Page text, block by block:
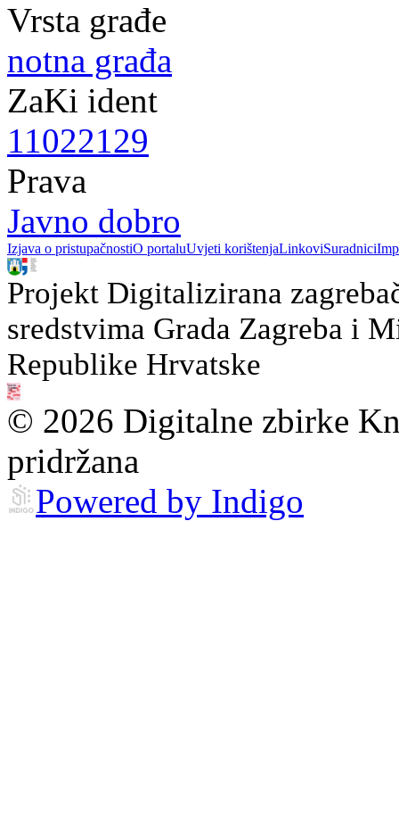
Vrsta građe
notna građa
ZaKi ident
11022129
Prava
Javno dobro
Izjava o pristupačnostiO portaluUvjeti korištenjaLinkoviSuradnici
Projekt Digitalizirana
sredstvima Grada Zagreba i
Republike Hrvatske
© 2026 Digitalne zbirke
pridržana
Powered by Indigo